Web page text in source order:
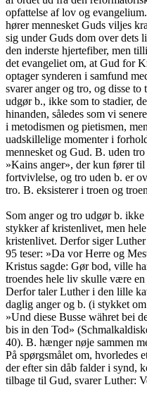
opfattelse af lov og
hører mennesket Guds viljes
sig under Guds dom over dets
den inderste hjertefiber, men
det evangeliet om, at Gud for
optager synderen i samfund
svarer anger og tro, og disse to
udgør b., ikke som to stadier,
hinanden, således som vi
i metodismen og pietismen,
uadskillelige momenter i
mennesket og Gud. B. uden tro
»Kains anger», der kun fører til
fortvivlelse, og tro uden b. er
tro. B. eksisterer i troen og
Som anger og tro udgør b. ikke
stykker af kristenlivet, men hele
kristenlivet. Derfor siger
95 teser: »Da vor Herre og
Kristus sagde: Gør bod, ville
troendes hele liv skulle være en
Derfor taler Luther i den lille
daglig anger og b. (i stykket
»Und diese Busse währet bei
bis in den Tod»
40). B. hænger nøje sammen
På spørgsmålet om, hvorledes
der efter sin dåb falder i synd,
tilbage til Gud, svarer Luther: